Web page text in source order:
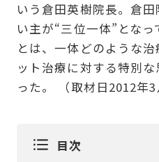
いう倉田英樹院長。倉
い主が“三位一体”とな
とは、一体どのような
ット治療に対する特別
った。 （取材日2012年3
目次